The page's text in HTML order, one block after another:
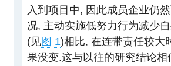
入到项目中, 因此成员企业仍
况, 主动实施低努力行为减少
(见图 1)相比, 在连带责任较大
果没变.这与以往的研究结论